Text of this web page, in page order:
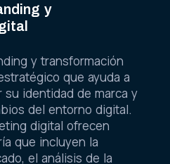
y
y transformación
que ayuda a
su identidad de marca y
del entorno digital.
digital ofrecen
que incluyen la
el análisis de la